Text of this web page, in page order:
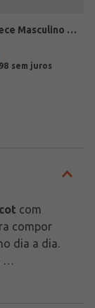
Blusão Fleece Masculino OFF WHITE
98
com
compor
dia a dia.
garantem